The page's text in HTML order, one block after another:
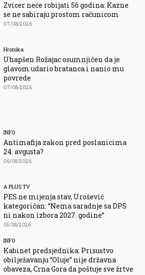
Zvicer neće robijati 56 godina: Kazne
se ne sabiraju prostom računicom
07/08/2026
Hronika
Uhapšen Rožajac osumnjičen da je
glavom udario bratanca i nanio mu
povrede
07/08/2026
INFO
Antimafija zakon pred poslanicima
24. avgusta?
06/08/2026
A PLUS TV
PES ne mijenja stav, Urošević
kategoričan: “Nema saradnje sa DPS
ni nakon izbora 2027. godine”
05/08/2026
INFO
Kabinet predsjednika: Prisustvo
obilježavanju “Oluje” nije državna
obaveza, Crna Gora da poštuje sve žrtve